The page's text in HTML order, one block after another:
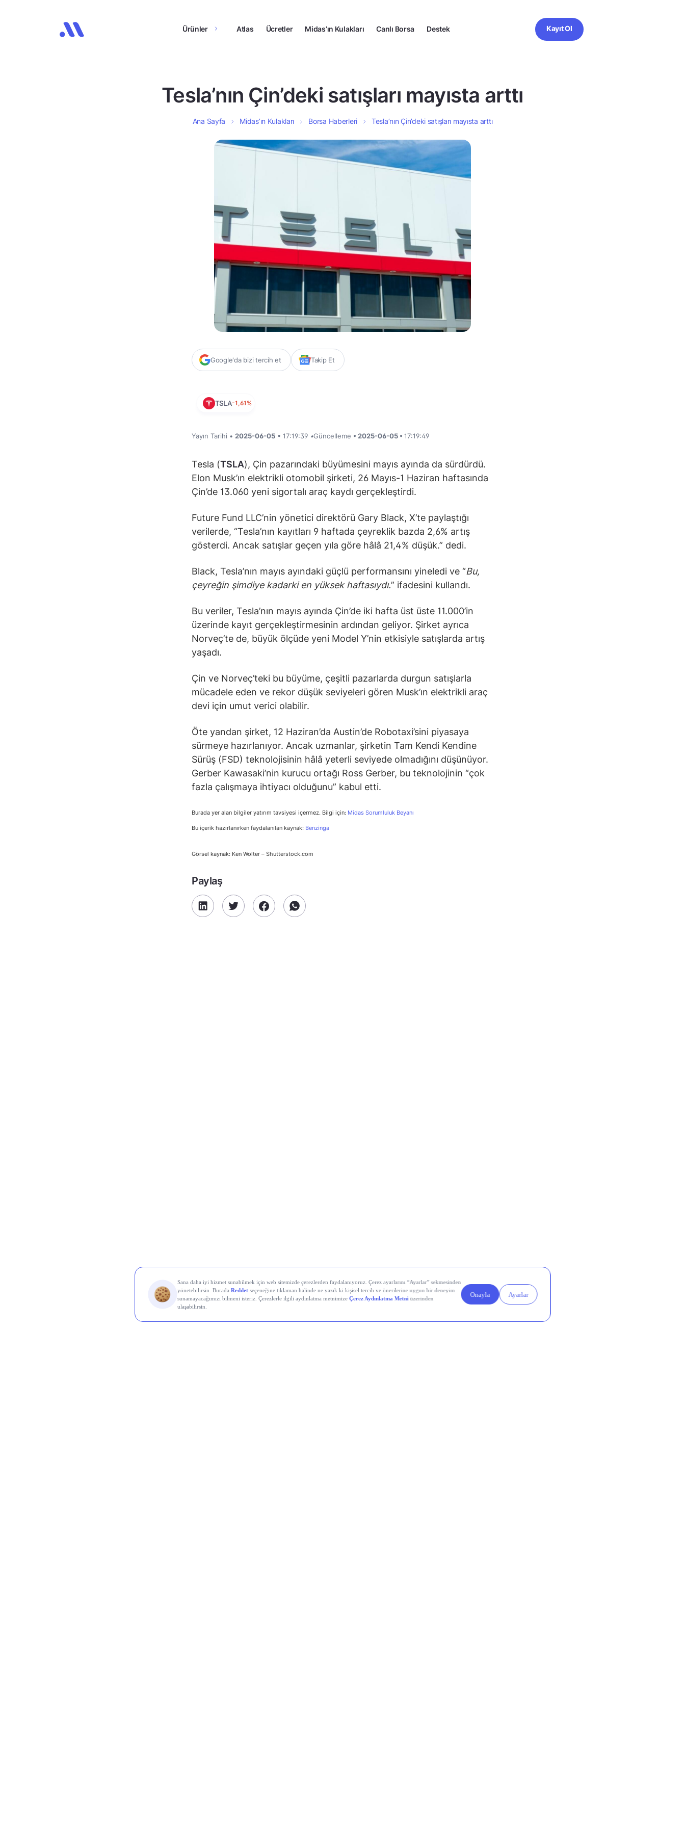
Ürünler Atlas Ücretler Midas’ın Kulakları Canlı Borsa Destek Kayıt Ol
Tesla’nın Çin’deki satışları mayısta arttı
Ana Sayfa Midas’ın Kulakları Borsa Haberleri Tesla’nın Çin’deki satışları mayısta arttı
Google'da bizi tercih et Takip Et
TSLA-1,61%
Yayın Tarihi • 2025-06-05 • 17:19:39 •Güncelleme • 2025-06-05 • 17:19:49
Tesla (TSLA), Çin pazarındaki büyümesini mayıs ayında da sürdürdü.
Elon Musk’ın elektrikli otomobil şirketi, 26 Mayıs-1 Haziran haftasında
Çin’de 13.060 yeni sigortalı araç kaydı gerçekleştirdi.
Future Fund LLC’nin yönetici direktörü Gary Black, X’te paylaştığı
verilerde, “Tesla’nın kayıtları 9 haftada çeyreklik bazda 2,6% artış
gösterdi. Ancak satışlar geçen yıla göre hâlâ 21,4% düşük.” dedi.
Black, Tesla’nın mayıs ayındaki güçlü performansını yineledi ve “Bu,
çeyreğin şimdiye kadarki en yüksek haftasıydı.” ifadesini kullandı.
Bu veriler, Tesla’nın mayıs ayında Çin’de iki hafta üst üste 11.000’in
üzerinde kayıt gerçekleştirmesinin ardından geliyor. Şirket ayrıca
Norveç’te de, büyük ölçüde yeni Model Y’nin etkisiyle satışlarda artış
yaşadı.
Çin ve Norveç’teki bu büyüme, çeşitli pazarlarda durgun satışlarla
mücadele eden ve rekor düşük seviyeleri gören Musk’ın elektrikli araç
devi için umut verici olabilir.
Öte yandan şirket, 12 Haziran’da Austin’de Robotaxi’sini piyasaya
sürmeye hazırlanıyor. Ancak uzmanlar, şirketin Tam Kendi Kendine
Sürüş (FSD) teknolojisinin hâlâ yeterli seviyede olmadığını düşünüyor.
Gerber Kawasaki’nin kurucu ortağı Ross Gerber, bu teknolojinin “çok
fazla çalışmaya ihtiyacı olduğunu” kabul etti.
Burada yer alan bilgiler yatırım tavsiyesi içermez. Bilgi için: Midas Sorumluluk Beyanı
Bu içerik hazırlanırken faydalanılan kaynak: Benzinga
Görsel kaynak: Ken Wolter – Shutterstock.com
Paylaş
Ereğli Demir Çelik (EREGL)